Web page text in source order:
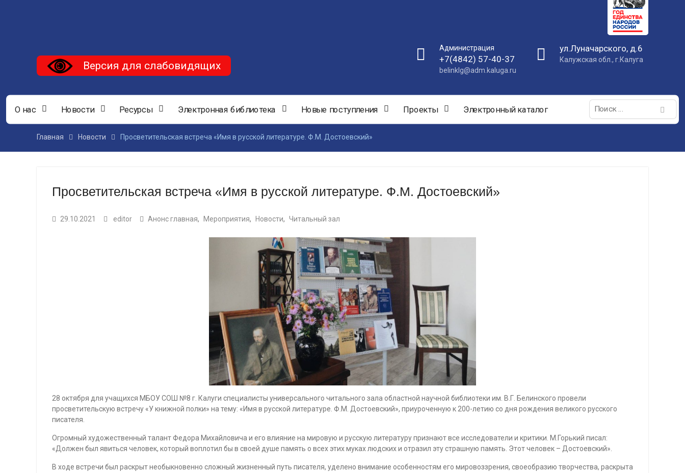
Администрация
+7(4842) 57-40-37
belinklg@adm.kaluga.ru
ул.Луначарского, д.6
Калужская обл., г.Калуга
Версия для слабовидящих
О нас Новости Ресурсы Электронная библиотека Новые поступления Проекты Электронный каталог
Поиск:
Главная Новости Просветительская встреча «Имя в русской литературе. Ф.М. Достоевский»
Просветительская встреча «Имя в русской литературе. Ф.М. Достоевский»
29.10.2021 editor Анонс главная, Мероприятия, Новости, Читальный зал
28 октября для учащихся МБОУ СОШ №8 г. Калуги специалисты универсального читального зала областной научной библиотеки им. В.Г. Белинского провели
просветительскую встречу «У книжной полки» на тему: «Имя в русской литературе. Ф.М. Достоевский», приуроченную к 200-летию со дня рождения великого русского
писателя.
Огромный художественный талант Федора Михайловича и его влияние на мировую и русскую литературу признают все исследователи и критики. М.Горький писал:
«Должен был явиться человек, который воплотил бы в своей душе память о всех этих муках людских и отразил эту страшную память. Этот человек – Достоевский».
В ходе встречи был раскрыт необыкновенно сложный жизненный путь писателя, уделено внимание особенностям его мировоззрения, своеобразию творчества, раскрыта